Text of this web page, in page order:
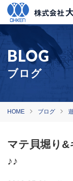
ブログ
HOME ブログ
マテ貝堀り
♪♪